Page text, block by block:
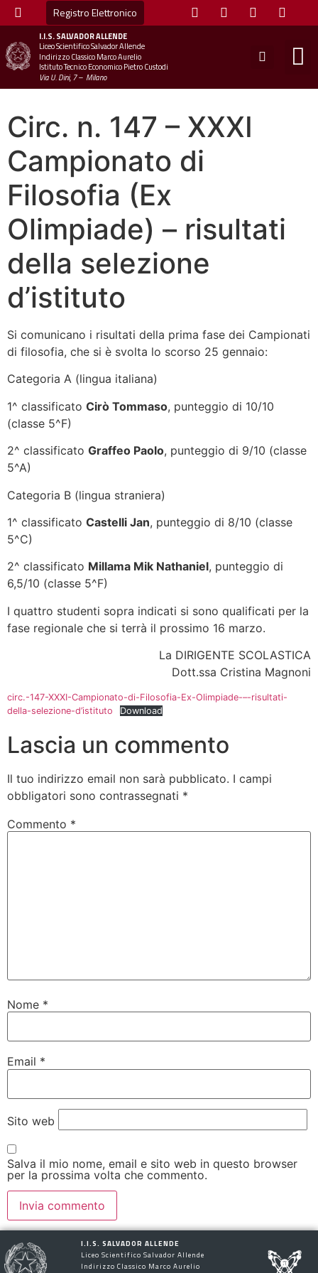
Registro Elettronico
I.I.S.SALVADOR ALLENDE
Liceo Scientifico Salvador Allende
Indirizzo Classico Marco Aurelio
Istituto Tecnico Economico Pietro Custodi
Via U. Dini, 7 – Milano
Circ. n. 147 – XXXI
Campionato di
Filosofia (Ex
Olimpiade) – risultati
della selezione
d’istituto
Si comunicano i risultati della prima fase dei Campionati
di filosofia, che si è svolta lo scorso 25 gennaio:
Categoria A (lingua italiana)
1^ classificato Cirò Tommaso, punteggio di 10/10
(classe 5^F)
2^ classificato Graffeo Paolo, punteggio di 9/10 (classe
5^A)
Categoria B (lingua straniera)
1^ classificato Castelli Jan, punteggio di 8/10 (classe
5^C)
2^ classificato Millama Mik Nathaniel, punteggio di
6,5/10 (classe 5^F)
I quattro studenti sopra indicati si sono qualificati per la
fase regionale che si terrà il prossimo 16 marzo.
La DIRIGENTE SCOLASTICA
Dott.ssa Cristina Magnoni
circ.-147-XXXI-Campionato-di-Filosofia-Ex-Olimpiade-–-risultati-
della-selezione-d’istituto
Download
Lascia un commento
Il tuo indirizzo email non sarà pubblicato. I campi
obbligatori sono contrassegnati *
Commento *
Nome *
Email *
Sito web
Salva il mio nome, email e sito web in questo browser
per la prossima volta che commento.
I.I.S. SALVADOR ALLENDE
Liceo Scientifico Salvador Allende
Indirizzo Classico Marco Aurelio